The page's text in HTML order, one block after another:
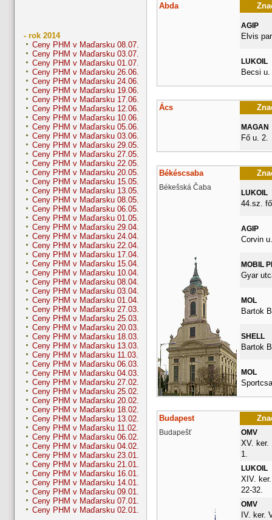
- rok 2014
Ceny PHM v Maďarsku 08.07.
Ceny PHM v Maďarsku 03.07.
Ceny PHM v Maďarsku 01.07.
Ceny PHM v Maďarsku 26.06.
Ceny PHM v Maďarsku 24.06.
Ceny PHM v Maďarsku 19.06.
Ceny PHM v Maďarsku 17.06.
Ceny PHM v Maďarsku 12.06.
Ceny PHM v Maďarsku 10.06.
Ceny PHM v Maďarsku 05.06.
Ceny PHM v Maďarsku 03.06.
Ceny PHM v Maďarsku 29.05.
Ceny PHM v Maďarsku 27.05.
Ceny PHM v Maďarsku 22.05.
Ceny PHM v Maďarsku 20.05.
Ceny PHM v Maďarsku 15.05.
Ceny PHM v Maďarsku 13.05.
Ceny PHM v Maďarsku 08.05.
Ceny PHM v Maďarsku 06.05.
Ceny PHM v Maďarsku 01.05.
Ceny PHM v Maďarsku 29.04.
Ceny PHM v Maďarsku 24.04.
Ceny PHM v Maďarsku 22.04.
Ceny PHM v Maďarsku 17.04.
Ceny PHM v Maďarsku 15.04.
Ceny PHM v Maďarsku 10.04.
Ceny PHM v Maďarsku 08.04.
Ceny PHM v Maďarsku 03.04.
Ceny PHM v Maďarsku 01.04.
Ceny PHM v Maďarsku 27.03.
Ceny PHM v Maďarsku 25.03.
Ceny PHM v Maďarsku 20.03.
Ceny PHM v Maďarsku 18.03.
Ceny PHM v Maďarsku 13.03.
Ceny PHM v Maďarsku 11.03.
Ceny PHM v Maďarsku 06.03.
Ceny PHM v Maďarsku 04.03.
Ceny PHM v Maďarsku 27.02.
Ceny PHM v Maďarsku 25.02.
Ceny PHM v Maďarsku 20.02.
Ceny PHM v Maďarsku 18.02.
Ceny PHM v Maďarsku 13.02.
Ceny PHM v Maďarsku 11.02.
Ceny PHM v Maďarsku 06.02.
Ceny PHM v Maďarsku 04.02.
Ceny PHM v Maďarsku 23.01.
Ceny PHM v Maďarsku 21.01.
Ceny PHM v Maďarsku 16.01.
Ceny PHM v Maďarsku 14.01.
Ceny PHM v Maďarsku 09.01.
Ceny PHM v Maďarsku 07.01.
Ceny PHM v Maďarsku 02.01.
Abda
AGIP
Elvis
LUKOIL
Becsi u.
Ács
MAGAN
Fő u. 2.
Békéscsaba
Békešská Čaba
LUKOIL
44.sz.
AGIP
Corvin
MOBIL
Gyar
MOL
Bartok
SHELL
Bartok
MOL
Budapest
Budapešť OMV
XV. ker.
1.
LUKOIL
XIV.
22-32.
OMV
IV. ker.